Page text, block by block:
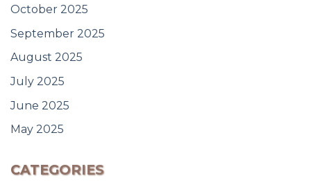
October 2025
September 2025
August 2025
July 2025
June 2025
May 2025
CATEGORIES